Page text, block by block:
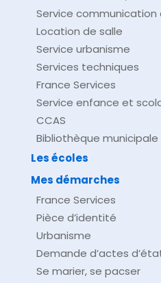
Service
Location de salle
Service urbanisme
Services techniques
France Services
Service enfance et
CCAS
Bibliothèque municipale
Les écoles
Mes démarches
France Services
Pièce d’identité
Urbanisme
Demande d’actes
Se marier, se pacser